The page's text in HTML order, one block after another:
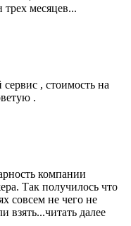
месяцев...
, стоимость на
.
компании
Так получилось что
совсем не чего не
взять...читать далее